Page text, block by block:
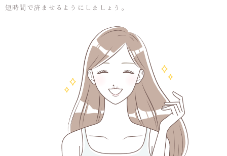
短時間で済ませるようにしましょう。